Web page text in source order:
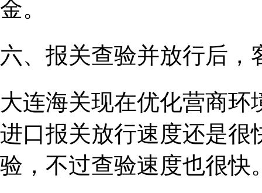
金。
六、报关查验并放行后，
大连海关现在优化营商
进口报关放行速度还是很
验，不过查验速度也很快